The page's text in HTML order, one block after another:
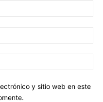
y sitio web en este